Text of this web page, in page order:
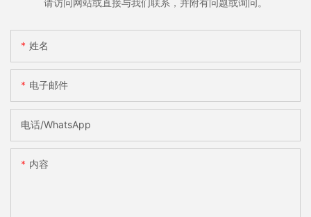
姓名
电子邮件
电话/WhatsApp
内容